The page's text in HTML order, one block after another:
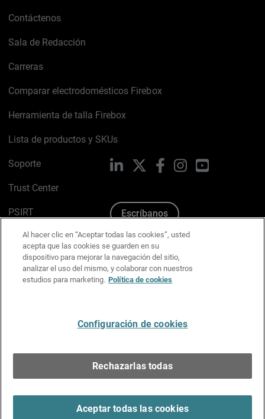
Contáctenos
Sala de Redacción
Carreras
Comparar electrodomésticos Firebox
Herramienta de talla Firebox
Lista de productos y SKUs
Soporte
Trust Center
PSIRT
Política de cookies
Política de privacidad
Kit de medios y marca
LinkedIn FacebookInstagramYouTube
Escríbanos
Al hacer clic en “Aceptar todas las cookies”, usted
acepta que las cookies se guarden en su
dispositivo para mejorar la navegación del sitio,
analizar el uso del mismo, y colaborar con nuestros
estudios para marketing. Política de cookies
Configuración de cookies
Rechazarlas todas
Aceptar todas las cookies